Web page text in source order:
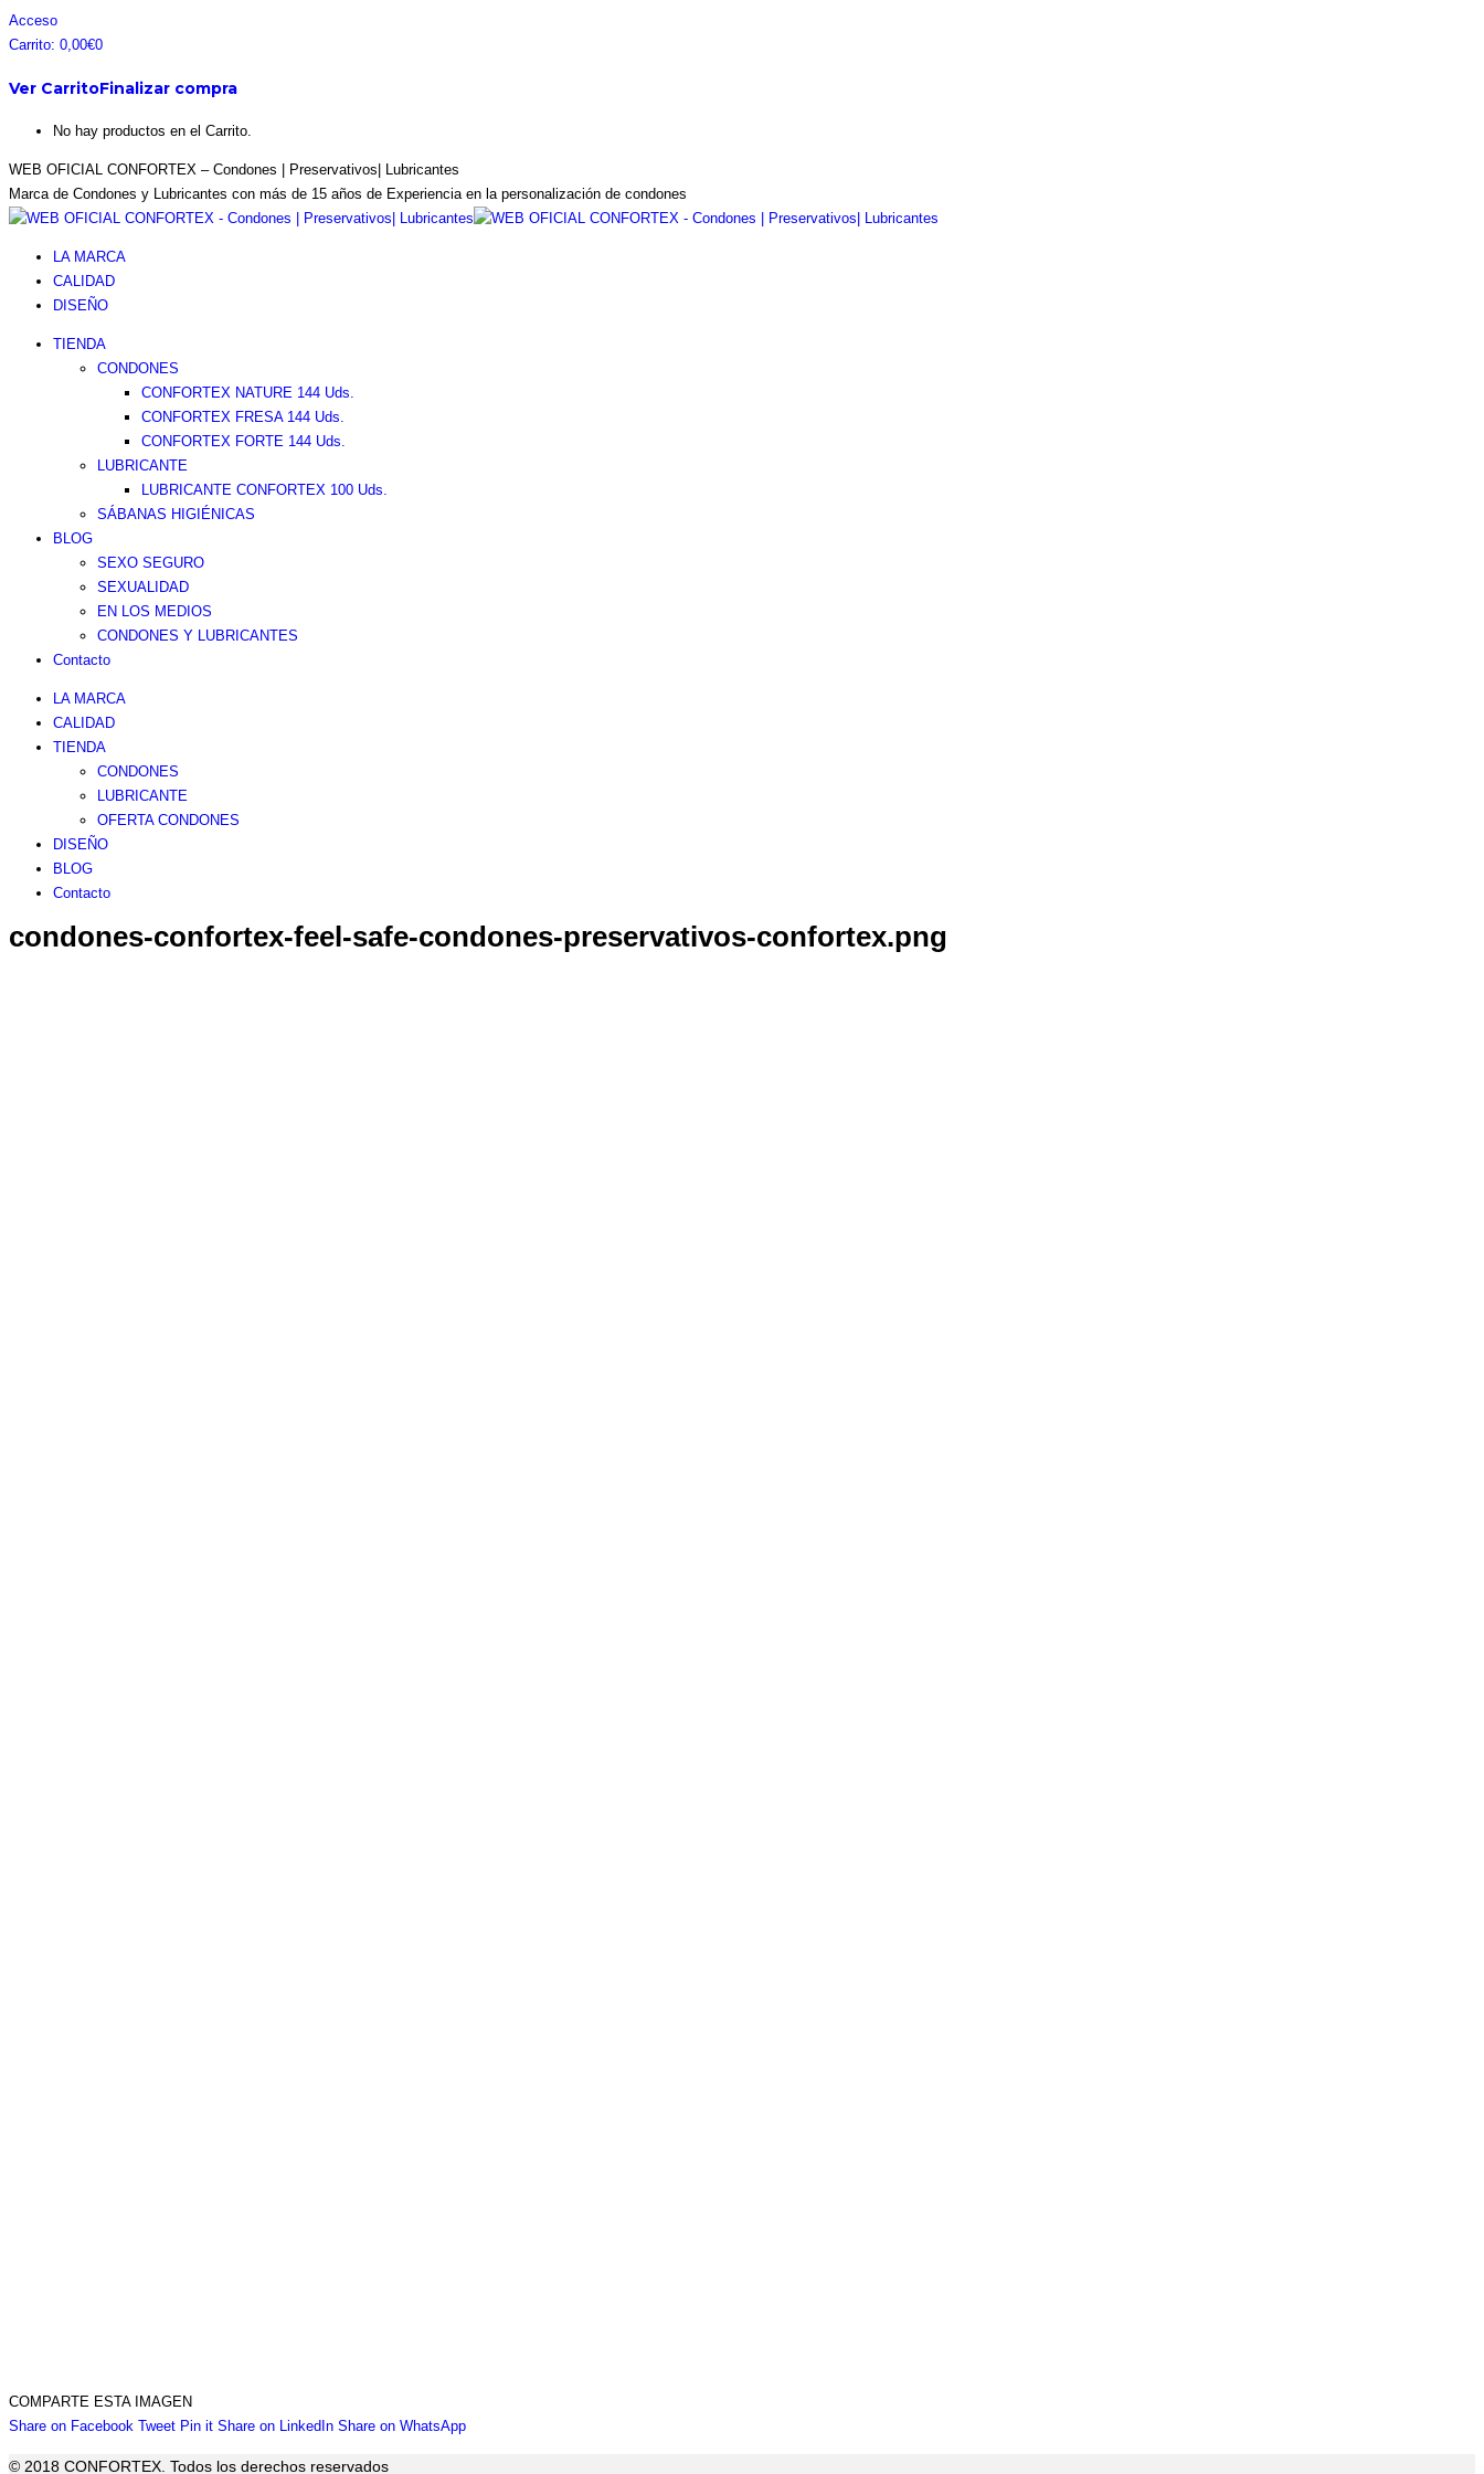
Saltar
al
Facebook
page
in
Instagram
page
in
Pinterest
page
in
Twitter
page
in
Acceso
Carrito: 0,00€0
Ver CarritoFinalizar compra
No hay productos en el Carrito.
WEB OFICIAL CONFORTEX – Condones | Preservativos| Lubricantes
Marca de Condones y Lubricantes con más de 15 años de Experiencia en la personalización de condones
LA MARCA
CALIDAD
DISEÑO
TIENDA
CONDONES
CONFORTEX NATURE 144 Uds.
CONFORTEX FRESA 144 Uds.
CONFORTEX FORTE 144 Uds.
LUBRICANTE
LUBRICANTE CONFORTEX 100 Uds.
SÁBANAS HIGIÉNICAS
BLOG
SEXO SEGURO
SEXUALIDAD
EN LOS MEDIOS
CONDONES Y LUBRICANTES
Contacto
LA MARCA
CALIDAD
TIENDA
CONDONES
LUBRICANTE
OFERTA CONDONES
DISEÑO
BLOG
Contacto
condones-confortex-feel-safe-condones-preservativos-confortex.png
COMPARTE ESTA IMAGEN
Share on Facebook Share
TweetShare
Pin itShare
Share on LinkedInShare
Share on WhatsAppShare
© 2018 CONFORTEX. Todos los derechos reservados